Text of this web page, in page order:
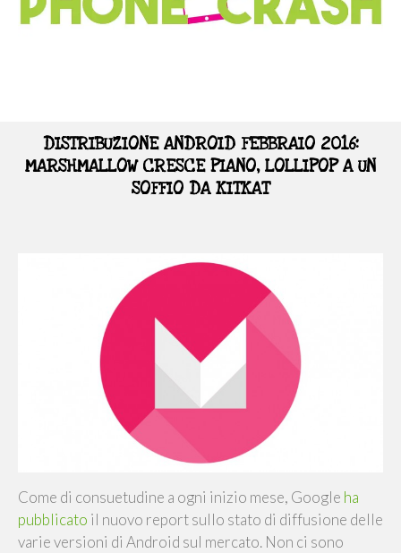
DISTRIBUZIONE ANDROID FEBBRAIO 2016:
MARSHMALLOW CRESCE PIANO, LOLLIPOP A UN
SOFFIO DA KITKAT
Come di consuetudine a ogni inizio mese, Google ha
pubblicato il nuovo report sullo stato di diffusione delle
varie versioni di Android sul mercato. Non ci sono